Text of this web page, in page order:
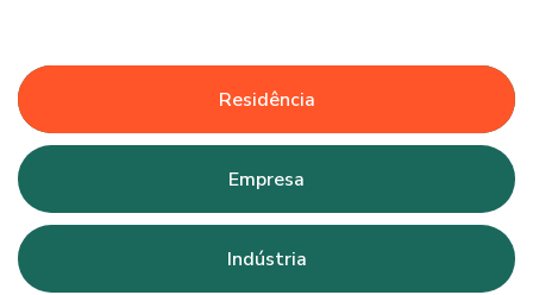
Residência
Empresa
Indústria